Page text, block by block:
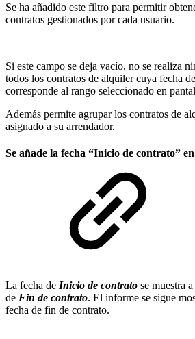
Se ha añadido este filtro para permitir
contratos gestionados por cada usuario.
Si este campo se deja vacío, no se realiza
todos los contratos de alquiler cuya fecha
corresponde al rango seleccionado en
Además permite agrupar los contratos de
asignado a su arrendador.
Se añade la fecha “Inicio de contrato”
La fecha de Inicio de contrato se muestra
de Fin de contrato. El informe se sigue
fecha de fin de contrato.